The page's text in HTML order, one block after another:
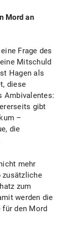
Mord an
Frage des
Mitschuld
Hagen als
diese
Ambivalentes:
gibt
–
die
mehr
zusätzliche
zum
werden die
für den Mord